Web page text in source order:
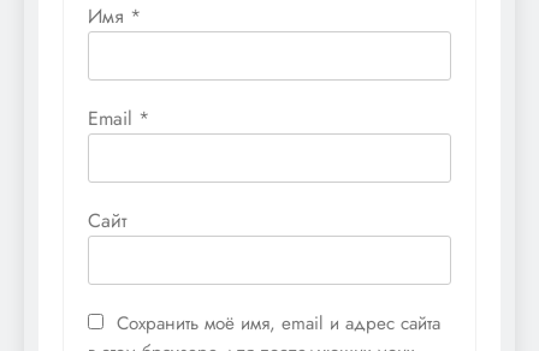
Имя *
Email *
Сайт
Сохранить моё имя, email и адрес сайта